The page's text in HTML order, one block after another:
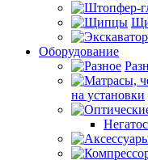
Оборудование
на установки